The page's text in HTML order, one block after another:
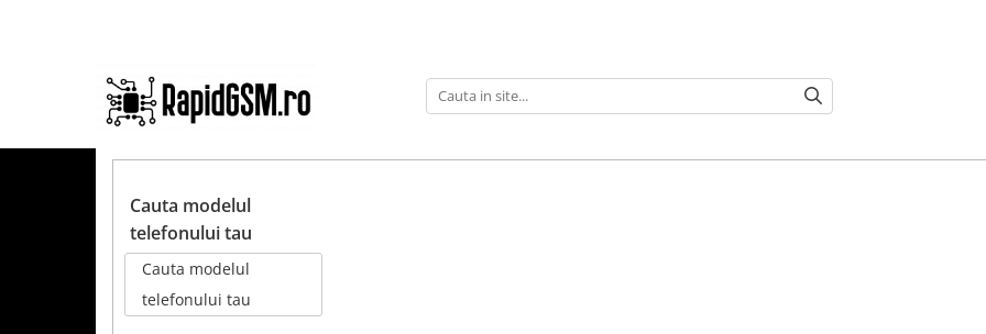
Ecrane Samsung
seria A
Cauta modelul
telefonului tau
Cauta modelul
telefonului tau